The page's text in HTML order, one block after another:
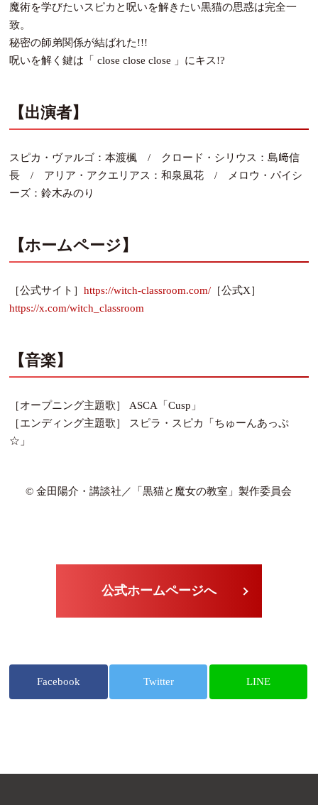
魔術を学びたいスピカと呪いを解きたい黒猫の思惑は完全一
致。
秘密の師弟関係が結ばれた!!!
呪いを解く鍵は「 close close close 」にキス!?
【出演者】
スピカ・ヴァルゴ：本渡楓 / クロード・シリウス：島﨑信
長 / アリア・アクエリアス：和泉風花 / メロウ・パイシ
ーズ：鈴木みのり
【ホームページ】
［公式サイト］https://witch-classroom.com/ ［公式X］
https://x.com/witch_classroom
【音楽】
［オープニング主題歌］ ASCA「Cusp」
［エンディング主題歌］ スピラ・スピカ「ちゅーんあっぷ
☆」
© 金田陽介・講談社／「黒猫と魔女の教室」製作委員会
公式ホームページへ
Facebook Twitter LINE